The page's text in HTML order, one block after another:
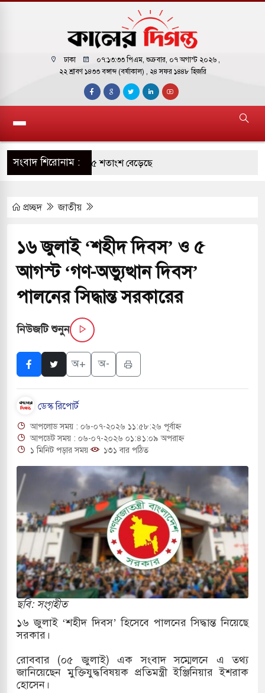
ঢাকা ০৭:১৩:৩৩ পিএম, শুক্রবার, ০৭ অগাস্ট ২০২৬ ,
২২ শ্রাবণ ১৪৩৩ বঙ্গাব্দ (বর্ষাকাল) , ২৪ সফর ১৪৪৮ হিজরি
সংবাদ শিরোনাম :
দক্ষিণ কোরিয়ার বন্দি ২৫ শতাংশ বেড়েছে
বয়ান ও নামাজ পড়াবেন দেওবন্দের
জনপ্রিয় ভারতীয় সাংবাদিক ময়ূখ রঞ্জন
আবেদন, বরগুনার এসআইয়ের বিরুদ্ধে
বাংলাদেশের পথচলার কেন্দ্র হবে: ড.
খাতে সৌদির বিনিয়োগের আহবান প্রধানমন্ত্রীর
ইসরায়েলীরা,হাতছাড়ার ঝুঁকিতে জরুরি
ঢলে ফুঁসে উঠেছে তিস্তা
দাবিতে পাকিস্তানজুড়ে পিটিআইয়ের আজ
ক্ষেপণাস্ত্র ইউনিট মোতায়েন করা হয়েছে:
জাদুঘরের উদ্বোধন প্রধানমন্ত্রীর
প্রচ্ছদ জাতীয়
১৬ জুলাই ‘শহীদ দিবস’ ও ৫
আগস্ট ‘গণ-অভ্যুত্থান দিবস’
পালনের সিদ্ধান্ত সরকারের
নিউজটি শুনুন
অ+ অ-
ডেস্ক রিপোর্ট
আপলোড সময় : ০৬-০৭-২০২৬ ১১:৫৮:২৬ পূর্বাহ্ন
আপডেট সময় : ০৬-০৭-২০২৬ ০১:৪১:০৯ অপরাহ্ন
১ মিনিট পড়ার সময়
১৩১ বার পঠিত
ছবি: সংগৃহীত
১৬ জুলাই ‘শহীদ দিবস’ হিসেবে পালনের সিদ্ধান্ত নিয়েছে
সরকার।
রোববার (০৫ জুলাই) এক সংবাদ সম্মেলনে এ তথ্য
জানিয়েছেন মুক্তিযুদ্ধবিষয়ক প্রতিমন্ত্রী ইঞ্জিনিয়ার ইশরাক
হোসেন।